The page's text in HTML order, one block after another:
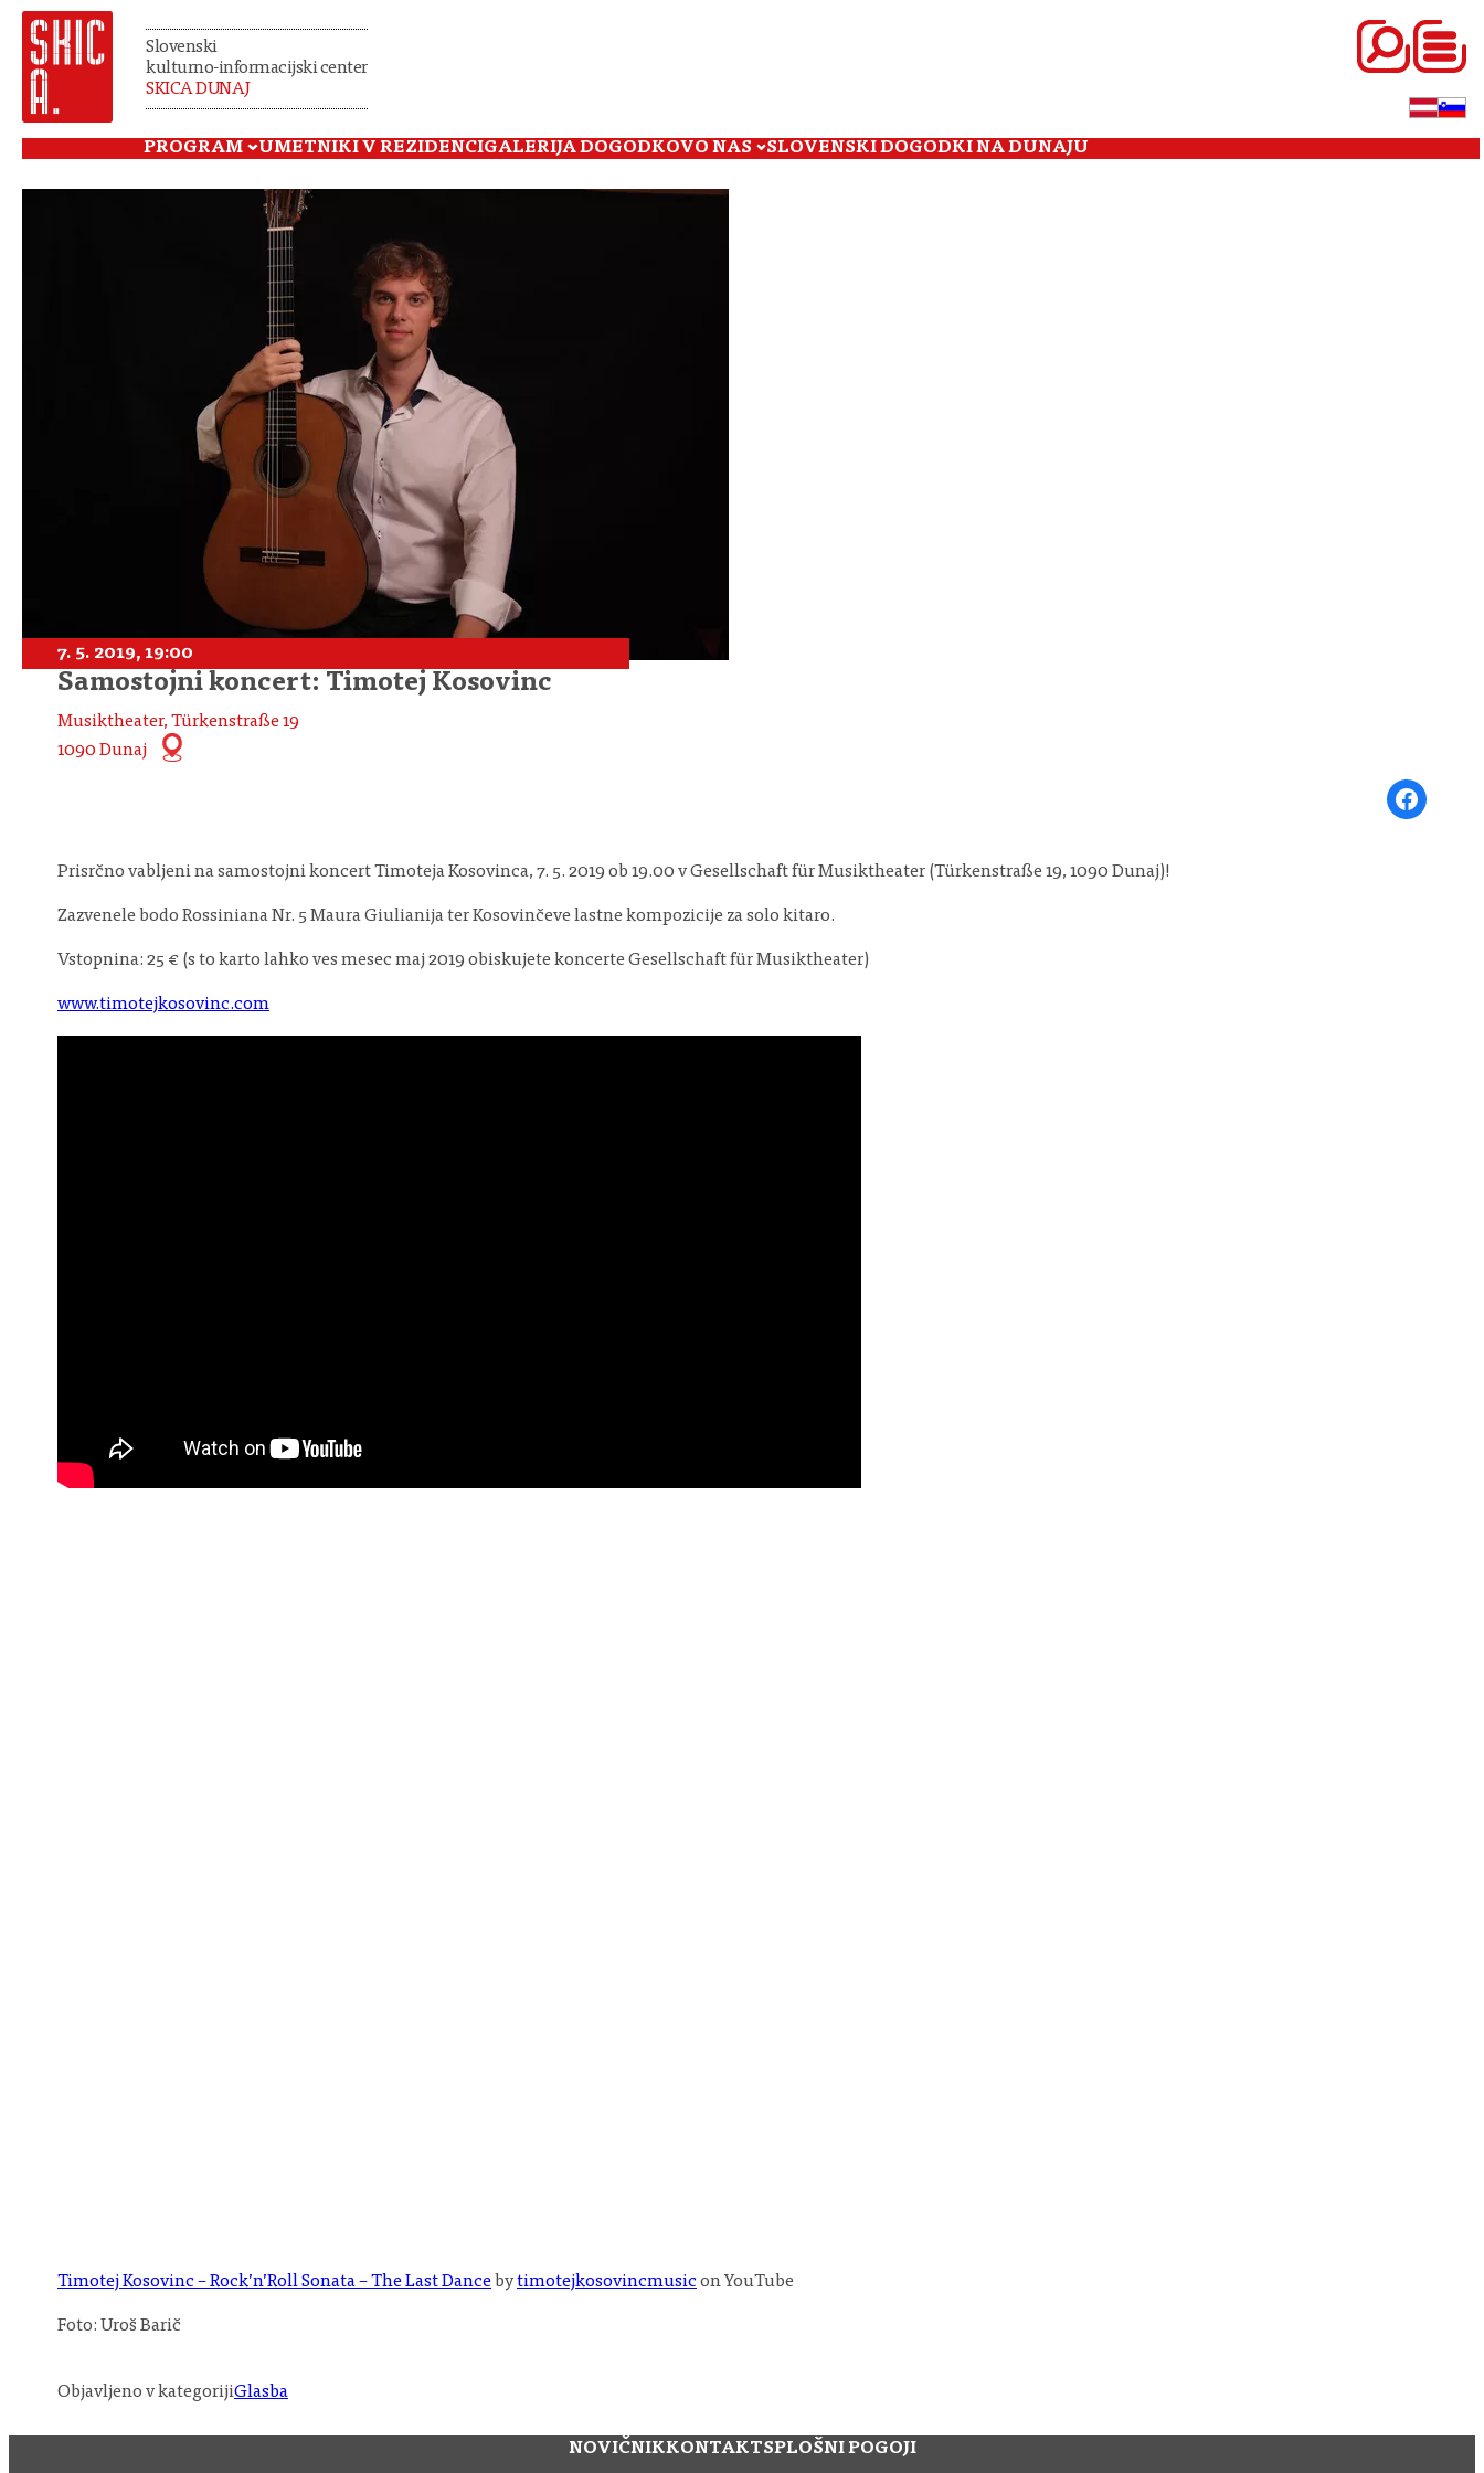
Slovenski
kulturno-informacijski center
SKICA DUNAJ
PROGRAM UMETNIKI V REZIDENCIGALERIJA DOGODKOVO NAS SLOVENSKI DOGODKI NA DUNAJU
7. 5. 2019, 19:00
Samostojni koncert: Timotej Kosovinc
Musiktheater, Türkenstraße 19
1090 Dunaj
Share on
Prisrčno vabljeni na samostojni koncert Timoteja Kosovinca, 7. 5. 2019 ob 19.00 v Gesellschaft für Musiktheater (Türkenstraße 19, 1090 Dunaj)!
Zazvenele bodo Rossiniana Nr. 5 Maura Giulianija ter Kosovinčeve lastne kompozicije za solo kitaro.
Vstopnina: 25 € (s to karto lahko ves mesec maj 2019 obiskujete koncerte Gesellschaft für Musiktheater)
www.timotejkosovinc.com
Timotej Kosovinc – Rock’n’Roll Sonata – The Last Dance bytimotejkosovincmusic on YouTube
Foto: Uroš Barič
Objavljeno v kategorijiGlasba
NOVIČNIKKONTAKTSPLOŠNI POGOJI